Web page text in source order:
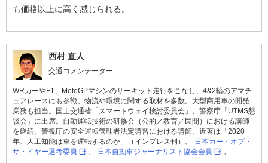
も価格以上に高く感じられる。
西村 直人
交通コメンテーター
WRカーやF1、MotoGPマシンのサーキット走行をこなし、4&2輪のアマチ
ュアレースにも参戦。物流や環境に関する取材を多数。大型商用車の開発
業務も担当。国土交通省「スマートウェイ検討委員会」、警察庁「UTMS懇
談会」に出席。自動運転技術の研修会（公的／教育／民間）における講師
を継続。警視庁の安全運転管理者法定講習における講師。近著は「2020
年、人工知能は車を運転するのか」（インプレス刊）。
日本カー・オブ・
ザ・イヤー選考委員
。 日本自動車ジャーナリスト協会会員 。